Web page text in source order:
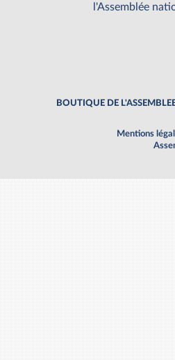
l'Assemblée
BOUTIQUE DE
Mentions